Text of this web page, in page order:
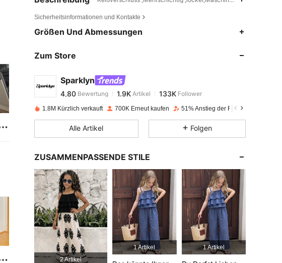
Sicherheitsinformationen und Kontakte
Größen Und Abmessungen
Zum Store
Sparklyn
4,80
4,80 Bewertung 1.9K
A***ybezahltVor 1 Tag
4,80 133K
4,80 1.9K 133K
4,80 1.9K 133K
1.8M Kürzlich verkauft 700K Erneut kaufen 51% Anstieg der Follower
Alle Artikel Folgen
ZUSAMMENPASSENDE STILE
2 Artikel
1 Artikel 1 Artikel